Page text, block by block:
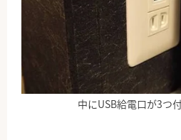
中にUSB給電口が3つ